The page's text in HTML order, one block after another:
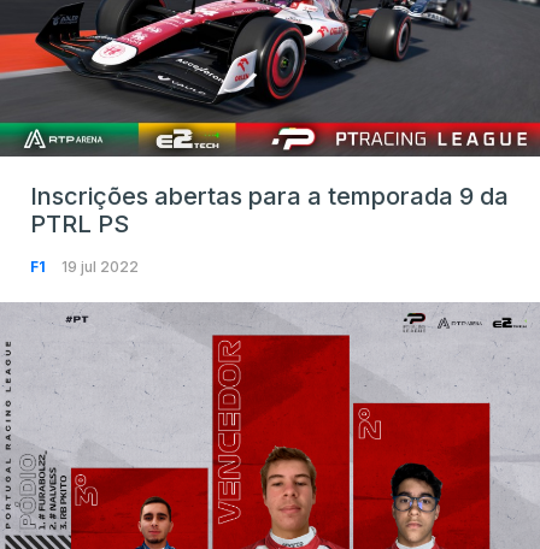
Inscrições abertas para a temporada 9 da
PTRL PS
F1 19 jul 2022